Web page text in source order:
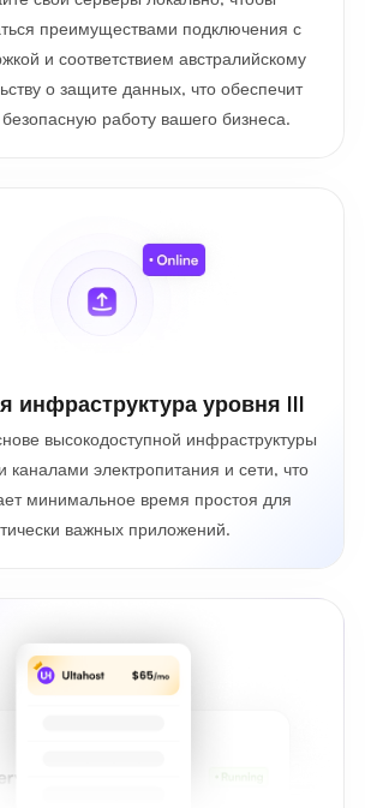
преимуществами подключения с
и соответствием австралийскому
о защите данных, что обеспечит
работу вашего бизнеса.
инфраструктура уровня III
высокодоступной инфраструктуры
каналами электропитания и сети, что
минимальное время простоя для
важных приложений.